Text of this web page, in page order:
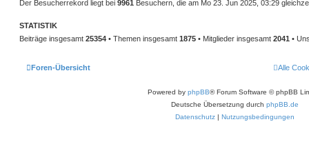
Der Besucherrekord liegt bei 9961 Besuchern, die am Mo 23. Jun 2025, 03:29
STATISTIK
Beiträge insgesamt 25354 • Themen insgesamt 1875 • Mitglieder insgesamt 2041 •
Foren-Übersicht Alle
Powered by phpBB® Forum Software © phpBB
Deutsche Übersetzung durch phpBB.de
Datenschutz | Nutzungsbedingungen